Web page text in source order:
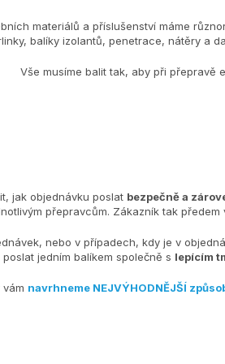
materiálů a příslušenství máme
balíky izolantů, penetrace, nátěry a
Vše musíme balit tak, aby při přepravě
jak objednávku poslat bezpečně a
přepravcům. Zákazník tak
nebo v případech, kdy je v
poslat jedním balíkem společně s lepícím
navrhneme NEJVÝHODNĚJŠÍ